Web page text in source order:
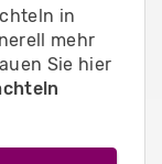
in
mehr
Sie hier